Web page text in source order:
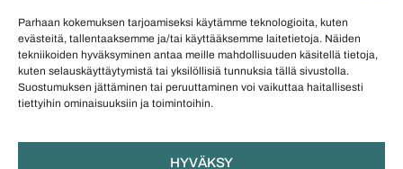
Parhaan kokemuksen tarjoamiseksi käytämme teknologioita, kuten
evästeitä, tallentaaksemme ja/tai käyttääksemme laitetietoja. Näiden
tekniikoiden hyväksyminen antaa meille mahdollisuuden käsitellä tietoja,
kuten selauskäyttäytymistä tai yksilöllisiä tunnuksia tällä sivustolla.
Suostumuksen jättäminen tai peruuttaminen voi vaikuttaa haitallisesti
tiettyihin ominaisuuksiin ja toimintoihin.
HYVÄKSY